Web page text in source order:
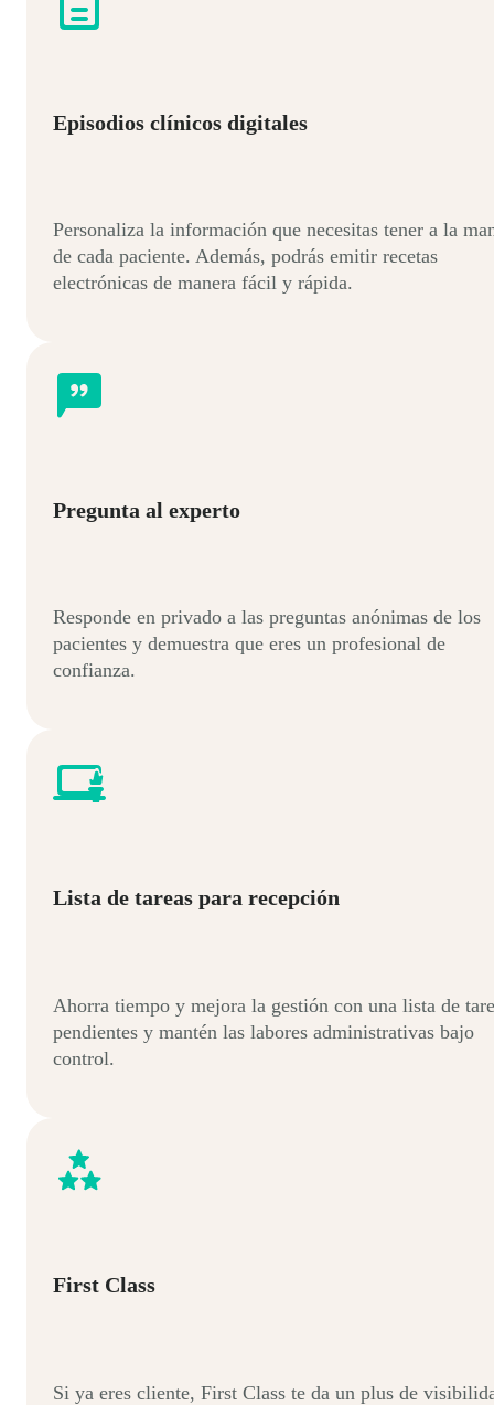
Episodios clínicos digitales
Personaliza la información que necesitas tener a la
de cada paciente. Además, podrás emitir recetas
electrónicas de manera fácil y rápida.
Pregunta al experto
Responde en privado a las preguntas anónimas de los
pacientes y demuestra que eres un profesional de
confianza.
Lista de tareas para recepción
Ahorra tiempo y mejora la gestión con una lista de
pendientes y mantén las labores administrativas bajo
control.
First Class
Si ya eres cliente, First Class te da un plus de